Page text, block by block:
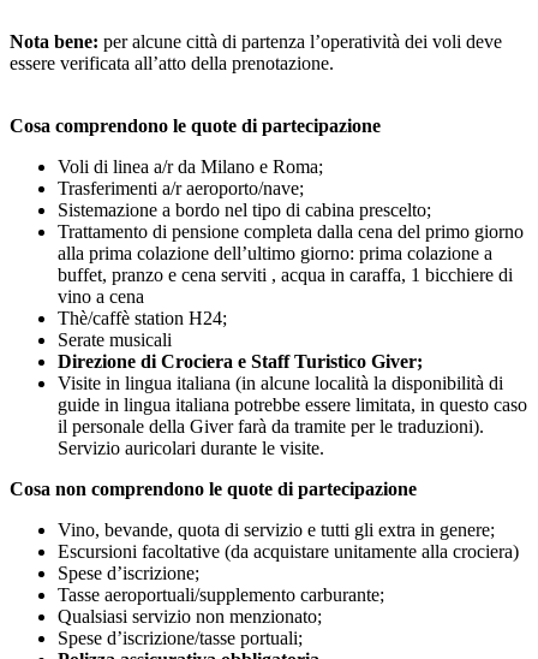
Nota bene: per alcune città di partenza l’operatività dei voli deve
essere verificata all’atto della prenotazione.
Cosa comprendono le quote di partecipazione
Voli di linea a/r da Milano e Roma;
Trasferimenti a/r aeroporto/nave;
Sistemazione a bordo nel tipo di cabina prescelto;
Trattamento di pensione completa dalla cena del primo giorno
alla prima colazione dell’ultimo giorno: prima colazione a
buffet, pranzo e cena serviti , acqua in caraffa, 1 bicchiere di
vino a cena
Thè/caffè station H24;
Serate musicali
Direzione di Crociera e Staff Turistico Giver;
Visite in lingua italiana (in alcune località la disponibilità di
guide in lingua italiana potrebbe essere limitata, in questo caso
il personale della Giver farà da tramite per le traduzioni).
Servizio auricolari durante le visite.
Cosa non comprendono le quote di partecipazione
Vino, bevande, quota di servizio e tutti gli extra in genere;
Escursioni facoltative (da acquistare unitamente alla crociera)
Spese d’iscrizione;
Tasse aeroportuali/supplemento carburante;
Qualsiasi servizio non menzionato;
Spese d’iscrizione/tasse portuali;